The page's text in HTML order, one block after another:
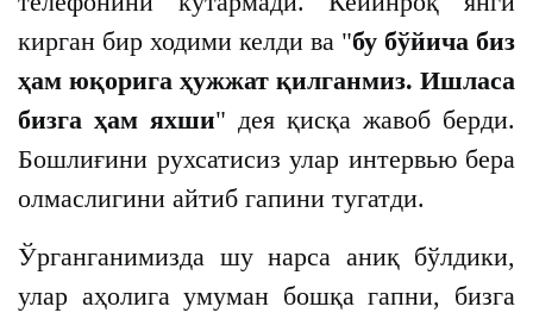
кирган бир ходими келди ва "бу бўйича биз
ҳам юқорига ҳужжат қилганмиз. Ишласа
бизга ҳам яхши" дея қисқа жавоб берди.
Бошлиғини рухсатисиз улар интервью бера
олмаслигини айтиб гапини тугатди.
Ўрганганимизда шу нарса аниқ бўлдики,
улар аҳолига умуман бошқа гапни, бизга